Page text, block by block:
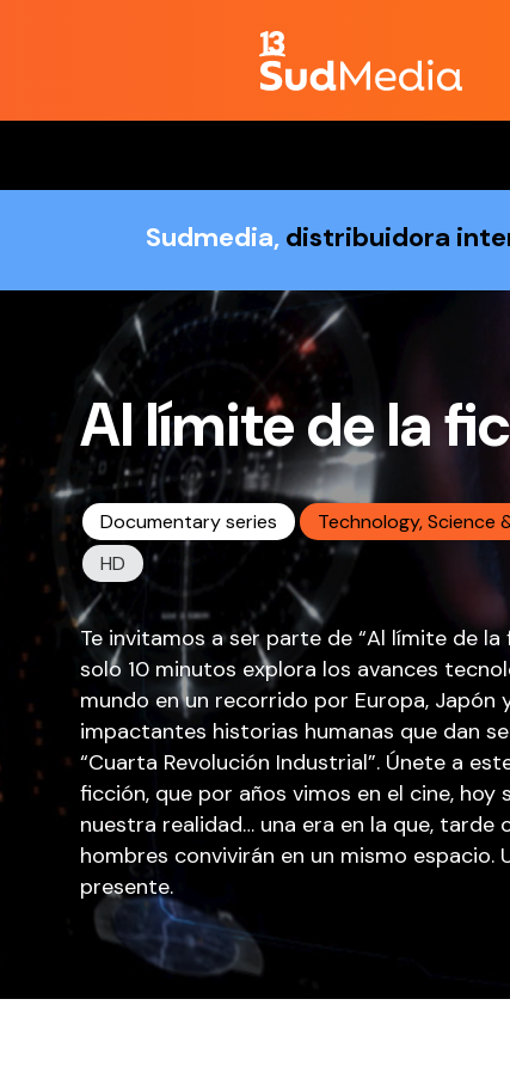
Sudmedia, distribuidora
Al límite de la
Documentary series Technology, Science
HD
Te invitamos a ser parte de “Al límite de la
solo 10 minutos explora los avances
mundo en un recorrido por Europa, Japón
impactantes historias humanas que dan
“Cuarta Revolución Industrial”. Únete a
ficción, que por años vimos en el cine, hoy
nuestra realidad… una era en la que, tarde
hombres convivirán en un mismo espacio.
presente.